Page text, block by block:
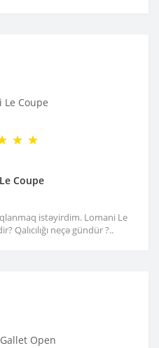
Coupe
istəyirdim. Lomani Le
Qalıcılığı neçə gündür ?..